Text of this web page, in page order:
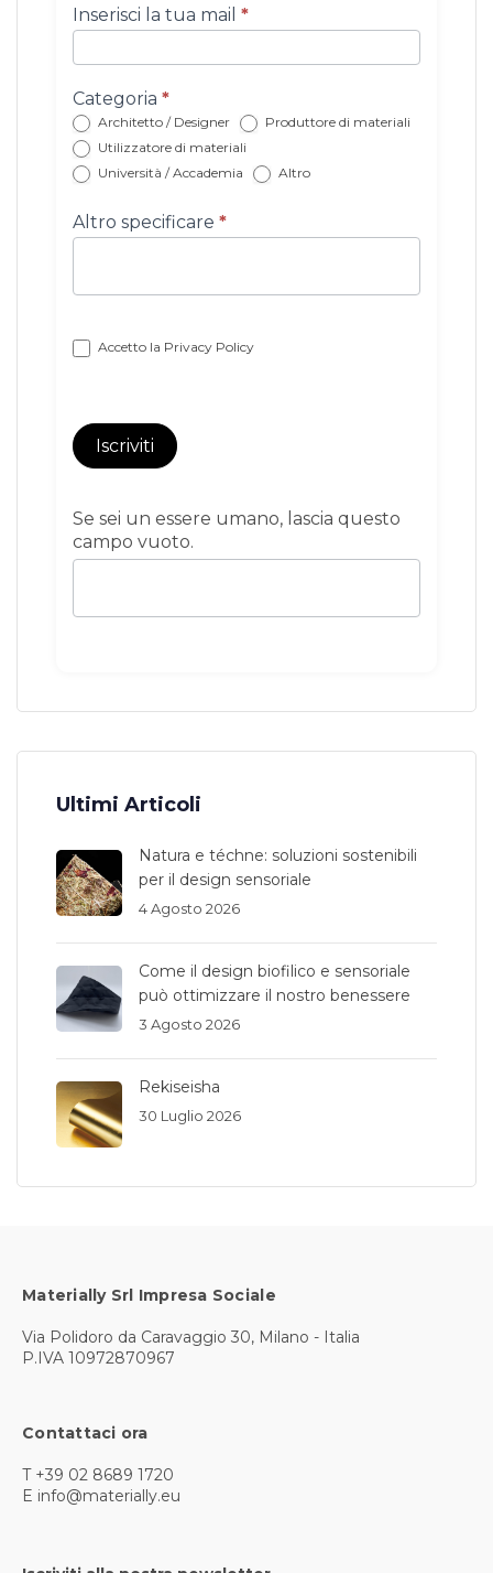
Iscrizione
newsletter
con
Inserisci la tua mail *
Categoria *
Architetto / Designer
Produttore di materiali
Utilizzatore di materiali
Università / Accademia
Altro
Altro specificare *
Accetto la Privacy Policy
Iscriviti
Se sei un essere umano, lascia questo
campo vuoto.
Ultimi Articoli
Natura e téchne: soluzioni sostenibili
per il design sensoriale
4 Agosto 2026
Come il design biofilico e sensoriale
può ottimizzare il nostro benessere
3 Agosto 2026
Rekiseisha
30 Luglio 2026
Materially Srl Impresa Sociale
Via Polidoro da Caravaggio 30, Milano - Italia
P.IVA 10972870967
Contattaci ora
T +39 02 8689 1720
E info@materially.eu